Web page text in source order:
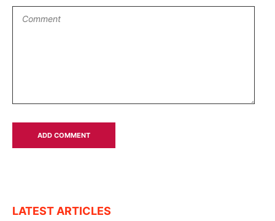
LATEST ARTICLES